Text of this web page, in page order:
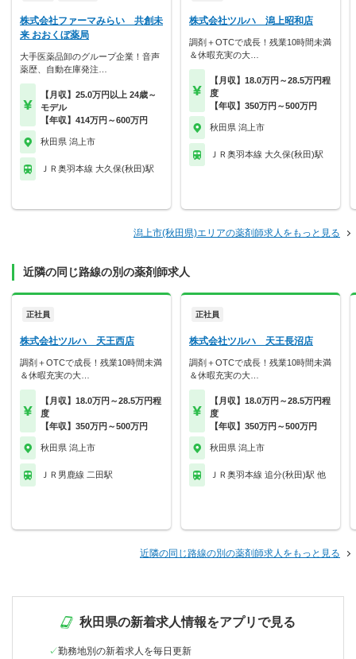
株式会社ファーマみらい 共創未
来 おおくぼ薬局
大手医薬品卸のグループ企業！音声
薬歴、自動在庫発注…
【月収】25.0万円以上 24歳～
モデル
【年収】414万円～600万円
秋田県 潟上市
ＪＲ奥羽本線 大久保(秋田)駅
株式会社ツルハ 潟上昭和店
調剤＋OTCで成長！残業10時間未満
＆休暇充実の大…
【月収】18.0万円～28.5万円程
度
【年収】350万円～500万円
秋田県 潟上市
ＪＲ奥羽本線 大久保(秋田)駅
潟上市(秋田県)エリアの薬剤師求人をもっと見る
近隣の同じ路線の別の薬剤師求人
正社員
株式会社ツルハ 天王西店
調剤＋OTCで成長！残業10時間未満
＆休暇充実の大…
【月収】18.0万円～28.5万円程
度
【年収】350万円～500万円
秋田県 潟上市
ＪＲ男鹿線 二田駅
正社員
株式会社ツルハ 天王長沼店
調剤＋OTCで成長！残業10時間未満
＆休暇充実の大…
【月収】18.0万円～28.5万円程
度
【年収】350万円～500万円
秋田県 潟上市
ＪＲ奥羽本線 追分(秋田)駅 他
近隣の同じ路線の別の薬剤師求人をもっと見る
秋田県の新着求人情報をアプリで見る
勤務地別の新着求人を毎日更新